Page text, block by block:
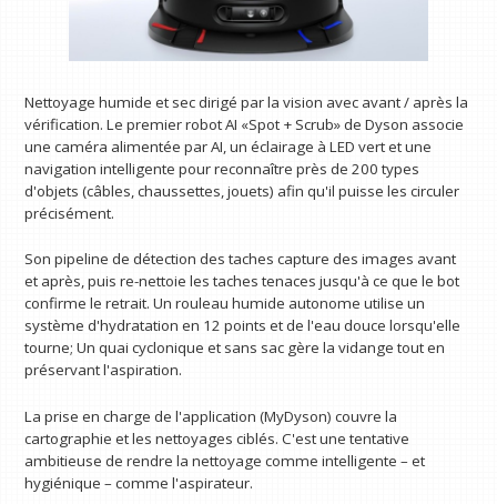
Nettoyage humide et sec dirigé par la vision avec avant / après la
vérification. Le premier robot AI «Spot + Scrub» de Dyson associe
une caméra alimentée par AI, un éclairage à LED vert et une
navigation intelligente pour reconnaître près de 200 types
d'objets (câbles, chaussettes, jouets) afin qu'il puisse les circuler
précisément.
Son pipeline de détection des taches capture des images avant
et après, puis re-nettoie les taches tenaces jusqu'à ce que le bot
confirme le retrait. Un rouleau humide autonome utilise un
système d'hydratation en 12 points et de l'eau douce lorsqu'elle
tourne; Un quai cyclonique et sans sac gère la vidange tout en
préservant l'aspiration.
La prise en charge de l'application (MyDyson) couvre la
cartographie et les nettoyages ciblés. C'est une tentative
ambitieuse de rendre la nettoyage comme intelligente – et
hygiénique – comme l'aspirateur.